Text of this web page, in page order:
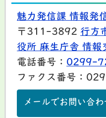
魅力発信課 情報発
〒311-3892 行方
役所 麻生庁舎 情報
電話番号： 0299-
ファクス番号：
メールでお問い合わ